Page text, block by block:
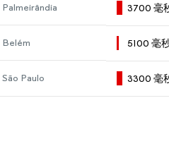
Palmeirândia 3700 毫
Belém 5100 毫
São Paulo 3300 毫